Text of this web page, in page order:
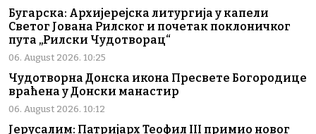
Бугарска: Архијерејска литургија у капели
Светог Јована Рилског и почетак поклоничког
пута „Рилски Чудотворац“
06. August 2026. 10:25
Чудотворна Донска икона Пресвете Богородице
враћена у Донски манастир
06. August 2026. 10:12
Јерусалим: Патријарх Теофил III примио новог